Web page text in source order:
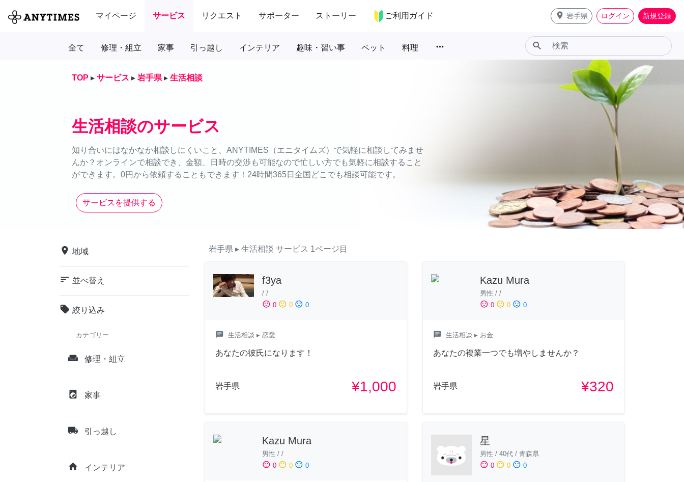
マイページ サービス リクエスト サポーター ストーリー ご利用ガイド place 岩手県 ログイン 新規登録
全て 修理・組立 家事 引っ越し インテリア 趣味・習い事 ペット 料理 more_horiz search
TOP ▸ サービス ▸ 岩手県 ▸ 生活相談
生活相談のサービス
知り合いにはなかなか相談しにくいこと、ANYTIMES（エニタイムズ）で気軽に相談してみませ
んか？オンラインで相談でき、金額、日時の交渉も可能なので忙しい方でも気軽に相談すること
ができます。0円から依頼することもできます！24時間365日全国どこでも相談可能です。
サービスを提供する
place 地域
sort 並べ替え
local_offer 絞り込み
カテゴリー
weekend 修理・組立
local_laundry_service 家事
local_shipping 引っ越し
home インテリア
岩手県 ▸ 生活相談 サービス 1ページ目
f3ya
/ /
sentiment_satisfied 0 sentiment_neutral 0 sentiment_dissatisfied 0
chat 生活相談 ▸ 恋愛
あなたの彼氏になります！
岩手県 ¥1,000
Kazu Mura
男性 / /
sentiment_satisfied 0 sentiment_neutral 0 sentiment_dissatisfied 0
chat 生活相談 ▸ お金
あなたの複業一つでも増やしませんか？
岩手県 ¥320
Kazu Mura
男性 / /
sentiment_satisfied 0 sentiment_neutral 0 sentiment_dissatisfied 0
星
男性 / 40代/ 青森県
sentiment_satisfied 0 sentiment_neutral 0 sentiment_dissatisfied 0